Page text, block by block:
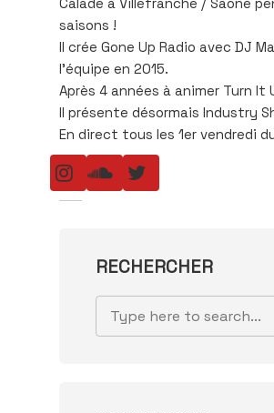
saisons !
Il crée Gone Up Radio avec DJ
l’équipe en 2015.
Après 4 années à animer Turn It
Il présente désormais Industry
En direct tous les 1er vendredi
RECHERCHER